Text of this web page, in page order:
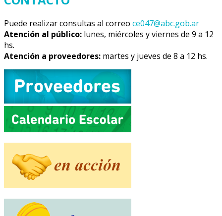
Puede realizar consultas al correo ce047@abc.gob.ar
Atención al público: lunes, miércoles y viernes de 9 a 12
hs.
Atención a proveedores: martes y jueves de 8 a 12 hs.